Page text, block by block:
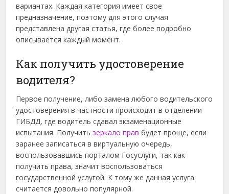
вариантах. Каждая категория имеет свое
предназначение, поэтому для этого случая
представлена другая статья, где более подробно
описывается каждый момент.
Как получить удостоверение
водителя?
Первое получение, либо замена любого водительского
удостоверения в частности происходит в отделении
ГИБДД, где водитель сдавал экзаменационные
испытания. Получитьзеркало прав будет проще, если
заранее записаться в виртуальную очередь,
воспользовавшись порталом Госуслуги, так как
получить права, значит воспользоваться
государственной услугой. К тому же данная услуга
считается довольно популярной.